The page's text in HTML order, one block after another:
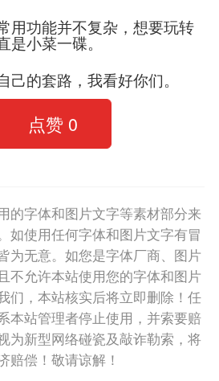
用功能并不复杂，想要玩转
是小菜一碟。
己的套路，我看好你们。
点赞 0
的字体和图片文字等素材部分来
如使用任何字体和图片文字有冒
为无意。如您是字体厂商、图片
不允许本站使用您的字体和图片
们，本站核实后将立即删除！任
本站管理者停止使用，并索要赔
为新型网络碰瓷及敲诈勒索，将
赔偿！敬请谅解！